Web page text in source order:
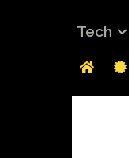
Tech